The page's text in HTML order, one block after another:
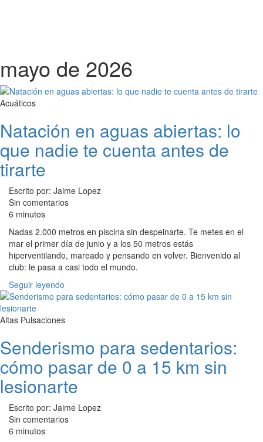
mayo de 2026
Acuáticos
Natación en aguas abiertas: lo
que nadie te cuenta antes de
tirarte
Escrito por: Jaime Lopez
Sin comentarios
6 minutos
Nadas 2.000 metros en piscina sin despeinarte. Te metes en el
mar el primer día de junio y a los 50 metros estás
hiperventilando, mareado y pensando en volver. Bienvenido al
club: le pasa a casi todo el mundo.
Seguir leyendo
Altas Pulsaciones
Senderismo para sedentarios:
cómo pasar de 0 a 15 km sin
lesionarte
Escrito por: Jaime Lopez
Sin comentarios
6 minutos